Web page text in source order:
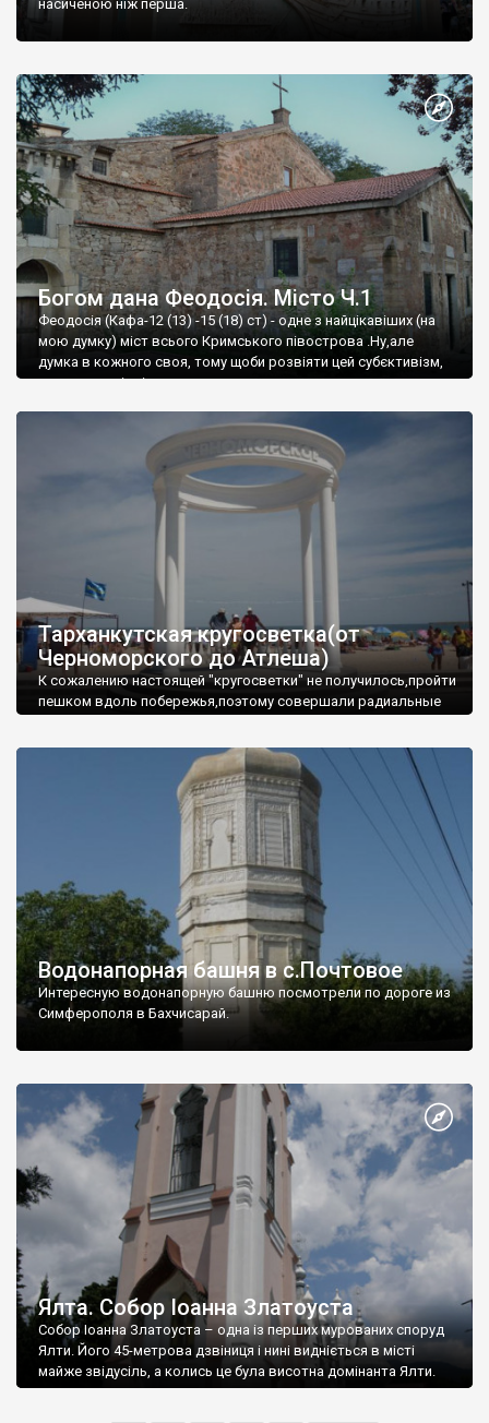
насиченою ніж перша.
Богом дана Феодосія. Місто Ч.1
Феодосія (Кафа-12 (13) -15 (18) ст) - одне з найцікавіших (на
мою думку) міст всього Кримського півострова .Ну,але
думка в кожного своя, тому щоби розвіяти цей субєктивізм,
запрошую відвідати це
Тарханкутская кругосветка(от
Черноморского до Атлеша)
К сожалению настоящей "кругосветки" не получилось,пройти
пешком вдоль побережья,поэтому совершали радиальные
Водонапорная башня в с.Почтовое
Интересную водонапорную башню посмотрели по дороге из
Симферополя в Бахчисарай.
Ялта. Собор Іоанна Златоуста
Собор Іоанна Златоуста – одна із перших мурованих споруд
Ялти. Його 45-метрова дзвіниця і нині видніється в місті
майже звідусіль, а колись це була висотна домінанта Ялти.